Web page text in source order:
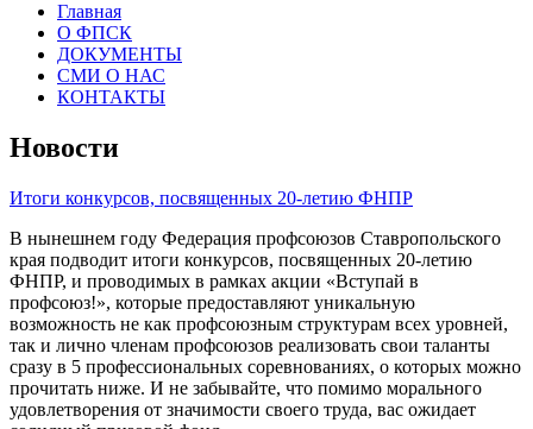
Главная
О ФПСК
ДОКУМЕНТЫ
СМИ О НАС
КОНТАКТЫ
Новости
Итоги конкурсов, посвященных 20-летию ФНПР
В нынешнем году Федерация профсоюзов Ставропольского
края подводит итоги конкурсов, посвященных 20-летию
ФНПР, и проводимых в рамках акции «Вступай в
профсоюз!», которые предоставляют уникальную
возможность не как профсоюзным структурам всех уровней,
так и лично членам профсоюзов реализовать свои таланты
сразу в 5 профессиональных соревнованиях, о которых можно
прочитать ниже. И не забывайте, что помимо морального
удовлетворения от значимости своего труда, вас ожидает